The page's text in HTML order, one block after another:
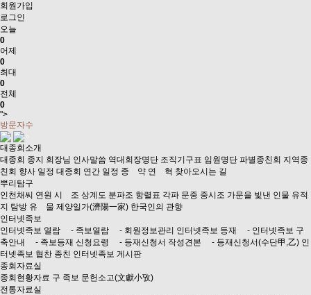
회원가입
로그인
오늘
0
어제
0
최대
0
전체
0
">
방문자수
대종회소개
대종회 종지 회장님 인사말씀 역대회장명단 조직기구표 임원명단 파별종친회 지역종
친회 향사 일정 대종회 연간 일정 종 약 연 혁 찾아오시는 길
뿌리탐구
인천채씨 연원 시 조 상계도 분파조 항렬표 각파 문중 중시조 가문을 빛낸 인물 유적
지 탐방 유 물 제양일가(濟陽一家) 한국인의 관향
인터넷족보
인터넷족보 열람
- 족보열람 - 회원정보관리 인터넷족보 등재
- 인터넷족보 구
축안내
- 족보등재 신청요령 - 등재신청서 작성견본 - 등재신청서(수단甲,乙) 인
터넷족보 협찬 종친 인터넷족보 게시판
종회자료실
종회현황자료 구 족보 문헌소고(文獻小攷)
전통자료실